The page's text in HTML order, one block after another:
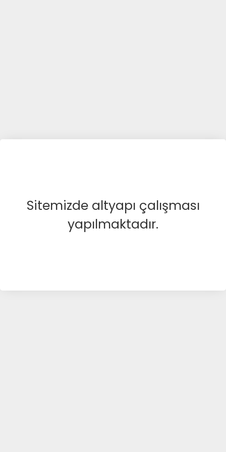
Sitemizde altyapı çalışması
yapılmaktadır.